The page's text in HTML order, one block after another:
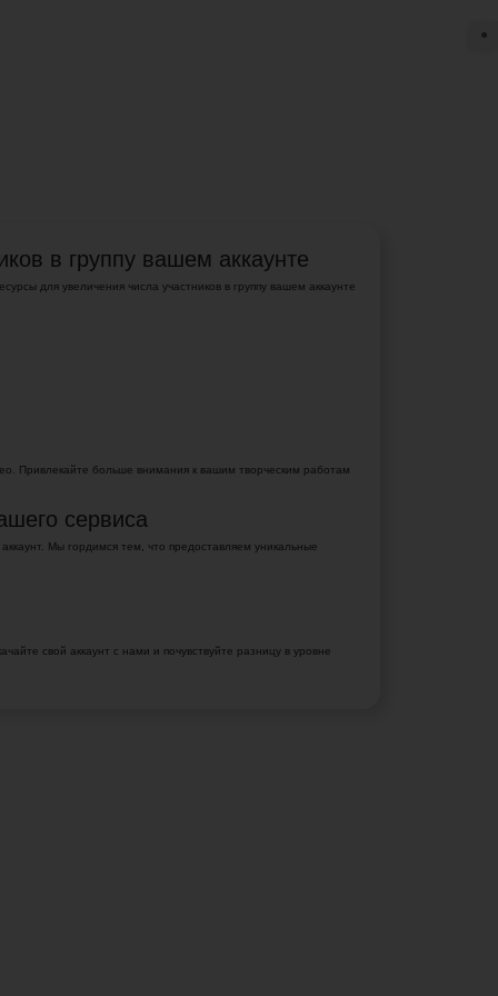
в группу вашем аккаунте
для увеличения числа участников в группу вашем аккаунте
Привлекайте больше внимания к вашим творческим работам
сервиса
Мы гордимся тем, что предоставляем уникальные
свой аккаунт с нами и почувствуйте разницу в уровне
●